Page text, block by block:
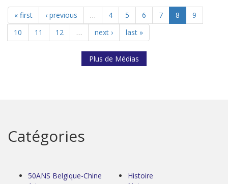
« first ‹ previous … 4 5 6 7 8
9
10
11 12 … next › last »
Plus de Médias
Catégories
50ANS Belgique-Chine
Histoire